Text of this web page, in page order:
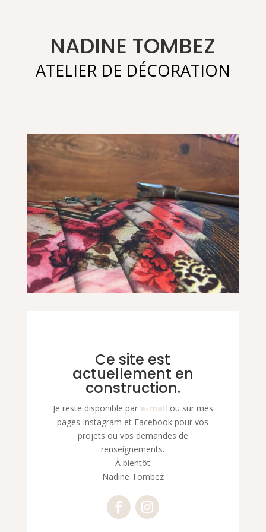
NADINE TOMBEZ
ATELIER DE DÉCORATION
Ce site est
actuellement en
construction.
Je reste disponible par e-mail ou sur mes
pages Instagram et Facebook pour vos
projets ou vos demandes de
renseignements.
À bientôt
Nadine Tombez